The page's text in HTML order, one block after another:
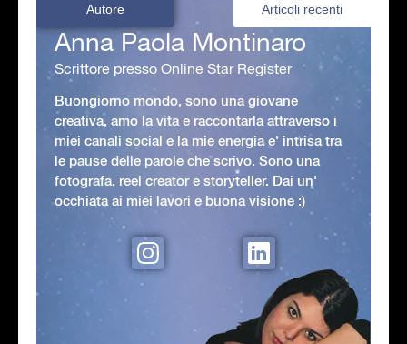
Autore Articoli recenti
Anna Paola Montinaro
Scrittore presso Online Star Register
Buongiorno mondo, sono una giovane
creativa, amo la vita e raccontarla attraverso i
miei canali social e la mie energia e' intrisa tra
le pause delle parole che scrivo. Sono una
fotografa, reel creator e storyteller. Dai un'
occhiata ai miei lavori e buona visione :)